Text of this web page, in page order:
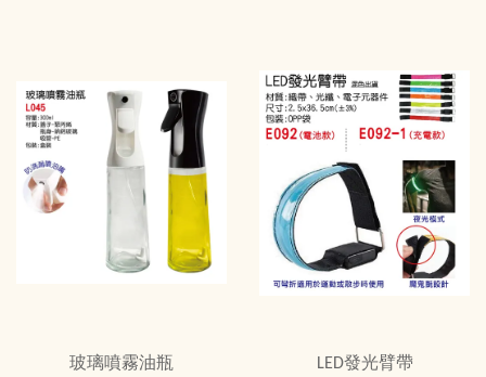
玻璃噴霧油瓶 LED發光臂帶